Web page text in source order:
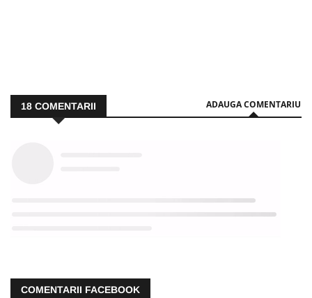
18 COMENTARII ADAUGA COMENTARIU
COMENTARII FACEBOOK